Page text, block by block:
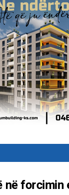
në